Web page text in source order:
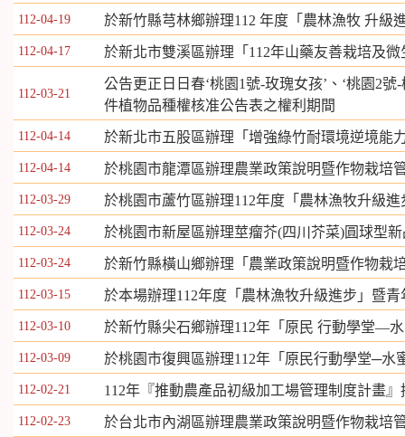
112-04-19 於新竹縣芎林鄉辦理112 年度「農林漁牧 升級
112-04-17 於新北市雙溪區辦理「112年山藥友善栽培及
112-03-21
公告更正日日春‘桃園1號-玫瑰女孩’、‘桃園2號
件植物品種權核准公告表之權利期間
112-04-14 於新北市五股區辦理「增強綠竹耐環境逆境能
112-04-14 於桃園市龍潭區辦理農業政策說明暨作物栽培
112-03-29 於桃園市蘆竹區辦理112年度「農林漁牧升級
112-03-24 於桃園市新屋區辦理莖瘤芥(四川芥菜)圓球型
112-03-24 於新竹縣橫山鄉辦理「農業政策說明暨作物栽
112-03-15 於本場辦理112年度「農林漁牧升級進步」暨
112-03-10 於新竹縣尖石鄉辦理112年「原民 行動學堂—
112-03-09 於桃園市復興區辦理112年「原民行動學堂─水
112-02-21 112年『推動農產品初級加工場管理制度計畫』
112-02-23 於台北市內湖區辦理農業政策說明暨作物栽培